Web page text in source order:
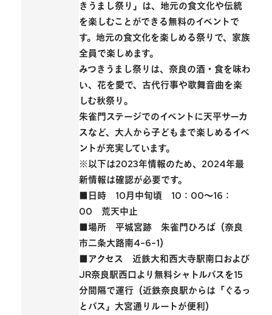
きうまし祭り」 は、地元の食文化や伝統
を楽しむことができる無料のイベントで
す。地元の食文化を楽しめる祭りで、家族
全員で楽しめます。
みつきうまし祭りは、奈良の酒・食を味わ
い、花を愛で、古代行事や歌舞音曲を楽
しむ秋祭り。
朱雀門ステージでのイベントに天平サーカ
スなど、 大人から子どもまで楽しめるイベ
ントが充実しています。
※以下は2023年情報のため、2024年最
新情報は確認が必要です。
■日時 10月中旬頃 10：00〜16：
00 荒天中止
■場所 平城宮跡 朱雀門ひろば（奈良
市二条大路南4-6-1）
■アクセス 近鉄大和西大寺駅南口および
JR奈良駅西口より無料シャトルバスを15
分間隔で運行（近鉄奈良駅からは「ぐるっ
とバス」大宮通りルートが便利）